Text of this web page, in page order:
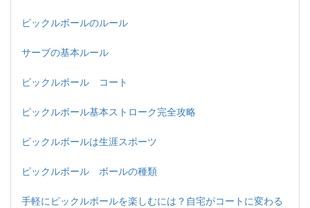
ピックルボールのルール
サーブの基本ルール
ピックルボール コート
ピックルボール基本ストローク完全攻略
ピックルボールは生涯スポーツ
ピックルボール ボールの種類
手軽にピックルボールを楽しむには？自宅がコートに変わる